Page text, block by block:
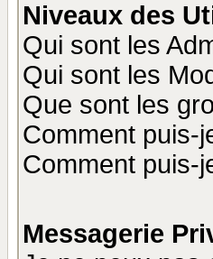
Niveaux des
Qui sont les
Qui sont les
Que sont les
Comment puis-
Comment puis-
Messagerie